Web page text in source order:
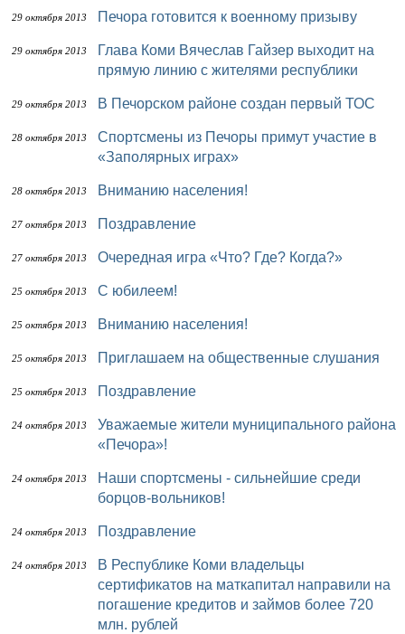
29 октября 2013 Печора готовится к военному призыву
29 октября 2013
Глава Коми Вячеслав Гайзер выходит на
прямую линию с жителями республики
29 октября 2013 В Печорском районе создан первый ТОС
28 октября 2013
Спортсмены из Печоры примут участие в
«Заполярных играх»
28 октября 2013 Вниманию населения!
27 октября 2013 Поздравление
27 октября 2013 Очередная игра «Что? Где? Когда?»
25 октября 2013 С юбилеем!
25 октября 2013 Вниманию населения!
25 октября 2013 Приглашаем на общественные слушания
25 октября 2013 Поздравление
24 октября 2013
Уважаемые жители муниципального района
«Печора»!
24 октября 2013
Наши спортсмены - сильнейшие среди
борцов-вольников!
24 октября 2013 Поздравление
24 октября 2013
В Республике Коми владельцы
сертификатов на маткапитал направили на
погашение кредитов и займов более 720
млн. рублей